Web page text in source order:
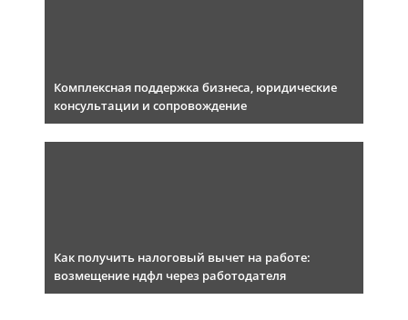
Комплексная поддержка бизнеса, юридические
консультации и сопровождение
Как получить налоговый вычет на работе:
возмещение ндфл через работодателя